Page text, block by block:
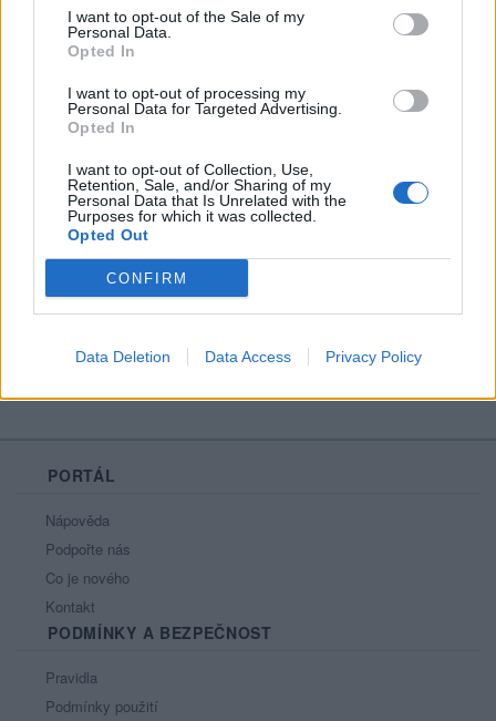
I want to opt-out of the Sale of my
Personal Data.
Opted In
I want to opt-out of processing my
Personal Data for Targeted Advertising.
Opted In
I want to opt-out of Collection, Use,
Retention, Sale, and/or Sharing of my
Personal Data that Is Unrelated with the
Purposes for which it was collected.
Opted Out
CONFIRM
Data Deletion Data Access Privacy Policy
Kontakt
Informace o profilu a chatu
Naposledy aktivní: 02.06.2015 22:38
Počet přátel: 0
Profil zobrazen: 126x
Oblibené místnosti
Sledované diskuze
PORTÁL
Nápověda
Podpořte nás
Co je nového
Kontakt
PODMÍNKY A BEZPEČNOST
Pravidla
Podmínky použití